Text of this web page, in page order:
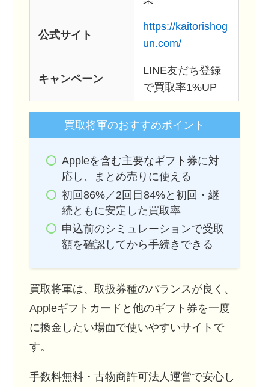
公式サイト
https://kaitorishog
un.com/
キャンペーン
LINE友だち登録
で買取率1%UP
買取将軍のおすすめポイント
Appleを含む主要なギフト券に対
応し、まとめ売りに使える
初回86%／2回目84%と初回・継
続ともに安定した買取率
申込前のシミュレーションで受取
額を確認してから手続きできる
買取将軍は、取扱券種のバランスが良く、
Appleギフトカードと他のギフト券を一度
に換金したい場面で使いやすいサイトで
す。
手数料無料・古物商許可法人運営で安心し